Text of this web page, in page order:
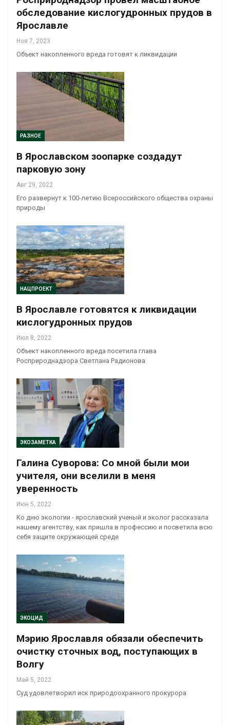
обследование кислогудронных прудов в
Ярославле
Ноя 7, 2023
Объект накопленного вреда готовят к ликвидации
РАЗНОЕ
В Ярославском зоопарке создадут
парковую зону
Авг 29, 2022
Его развернут к 100-летию Всероссийского общества охраны
природы
НАЦПРОЕКТ
В Ярославле готовятся к ликвидации
кислогудронных прудов
Июл 8, 2022
Объект накопленного вреда посетила глава
Росприроднадзора Светлана Радионова
ЭКОЗАМЕТКА
Галина Суворова: Со мной были мои
учителя, они вселили в меня
уверенность
Июн 5, 2022
Ко дню экологии - ярославский ученый и эколог рассказала
нашему агентству, как пришла в профессию и посветила всю
себя защите окружающей среде
ЭКОЦИД
Мэрию Ярославля обязали обеспечить
очистку сточных вод, поступающих в
Волгу
Май 5, 2022
Суд удовлетворил иск природоохранного прокурора